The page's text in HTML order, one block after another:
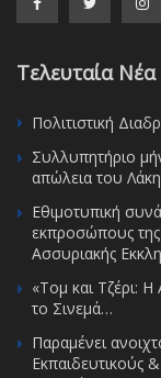
Τελευταία Νέα
Πολιτιστική
Συλλυπητήριο
απώλεια του
Εθιμοτυπική
εκπροσώπους της
Ασσυριακής
«Τομ και Τζέρι:
το Σινεμά…
Παραμένει
Εκπαιδευτικούς